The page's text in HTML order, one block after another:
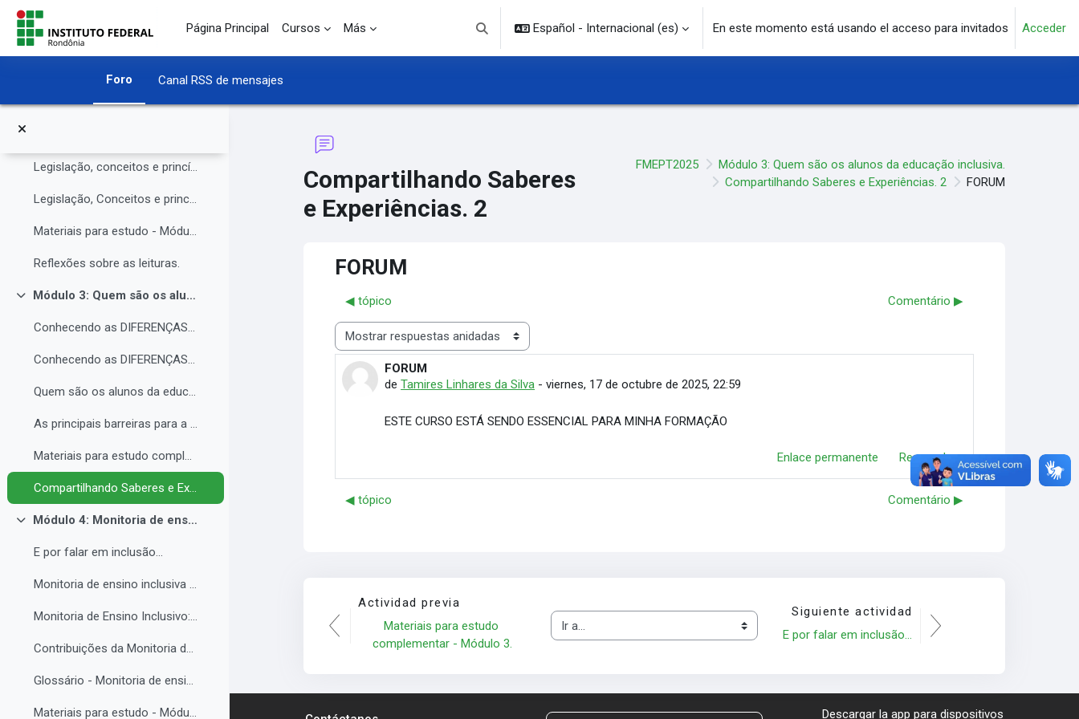
Salta al contenido principal
Página Principal
Cursos Más
Selector de búsqueda de entrada
Español - Internacional ‎(es)‎ En este momento está usando el acceso para invitados Acceder
Foro Canal RSS de mensajes
Compartilhando Saberes e Experiências.
Legislação, conceitos e princípios da educação inclusiva.
Legislação, Conceitos e princípios da educação inclusiva (parte 2)
Materiais para estudo - Módulo 2.
Reflexões sobre as leituras.
Colapsar
Módulo 3: Quem são os alunos da educação inclusiva.
Conhecendo as DIFERENÇAS para promover a IGUALDADE com EQUIDADE.
Conhecendo as DIFERENÇAS para promover a IGUALDADE com EQUIDADE.
Quem são os alunos da educação inclusiva.
As principais barreiras para a inclusão.
Materiais para estudo complementar - Módulo 3.
Compartilhando Saberes e Experiências. 2
Colapsar
Módulo 4: Monitoria de ensino inclusiva no processo formativo de estudantes com Necessidades Educacionais Específicas - NEE no contexto da Educação Profissional e Tecnológica.
E por falar em inclusão...
Monitoria de ensino inclusiva junto a estudante com Necessidades Educacionais Específicas - NEE no contexto da Educação Profissional e Tecnológica.
Monitoria de Ensino Inclusivo: Conceitos e Objetivos.
Contribuições da Monitoria de ensino inclusiva para o estudante com Necessidades Educacionais Específicas.
Glossário - Monitoria de ensino e educação inclusiva.
Materiais para estudo - Módulo 4.
Compartilhando Saberes
e Experiências. 2
FMEPT2025
Módulo 3: Quem são os alunos da educação inclusiva.
Compartilhando Saberes e Experiências. 2
FORUM
FORUM
◀︎ tópico Comentário ▶︎
Mostrar modo
FORUM
deTamires Linhares da Silva -viernes, 17 de octubre de 2025, 22:59
Número de respuestas: 0
ESTE CURSO ESTÁ SENDO ESSENCIAL PARA MINHA FORMAÇÃO
Enlace permanente Responder
◀︎ tópico Comentário ▶︎
Actividad previa
Materiais para estudo
complementar - Módulo 3.
Ir a...
Siguiente actividad
E por falar em inclusão...
Descargar la app para dispositivos